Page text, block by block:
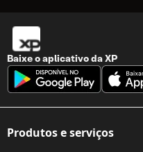
Baixe o aplicativo daXP
Produtos e serviços